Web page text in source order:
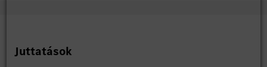
csomag - ezeket biztosítja számodra a kecskeméti Mercedes-
Juttatások